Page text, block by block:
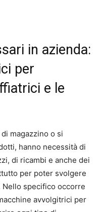
in azienda:
per
e le
magazzino o si
hanno necessità di
di ricambi e anche dei
per poter svolgere
specifico occorre
avvolgitrici per